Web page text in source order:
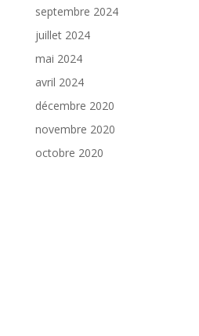
septembre 2024
juillet 2024
mai 2024
avril 2024
décembre 2020
novembre 2020
octobre 2020